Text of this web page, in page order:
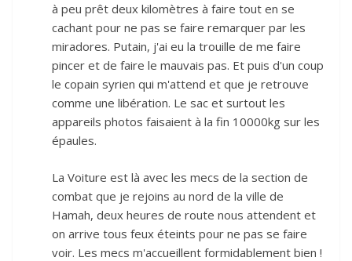
à peu prêt deux kilomètres à faire tout en se
cachant pour ne pas se faire remarquer par les
miradores. Putain, j'ai eu la trouille de me faire
pincer et de faire le mauvais pas. Et puis d'un coup
le copain syrien qui m'attend et que je retrouve
comme une libération. Le sac et surtout les
appareils photos faisaient à la fin 10000kg sur les
épaules.
La Voiture est là avec les mecs de la section de
combat que je rejoins au nord de la ville de
Hamah, deux heures de route nous attendent et
on arrive tous feux éteints pour ne pas se faire
voir. Les mecs m'accueillent formidablement bien !